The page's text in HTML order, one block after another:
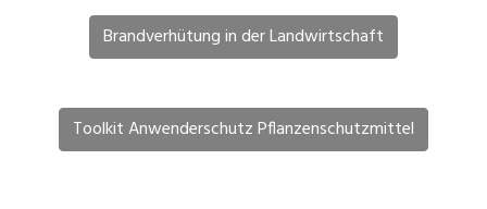
Brandverhütung in der Landwirtschaft
Toolkit Anwenderschutz Pflanzenschutzmittel